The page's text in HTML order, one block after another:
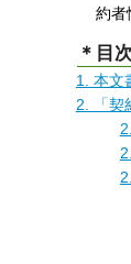
約者
＊目
1. 本文
2. 「契